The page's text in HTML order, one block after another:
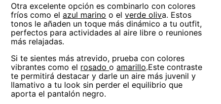
Otra excelente opción es combinarlo con colores
fríos como elazul marino o elverde oliva. Estos
tonos le añaden un toque más dinámico a tu outfit,
perfectos para actividades al aire libre o reuniones
más relajadas.
Si te sientes más atrevido, prueba con colores
vibrantes como el rosadooamarillo.Este contraste
te permitirá destacar y darle un aire más juvenil y
llamativo a tu look sin perder el equilibrio que
aporta el pantalón negro.